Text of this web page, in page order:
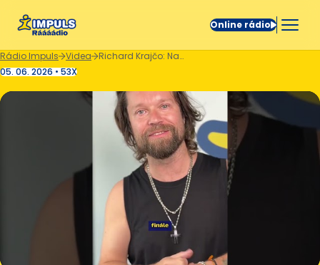
Online rádio
Rádio Impuls Videa
Richard Krajčo: Na Českém mejdanu s Impulsem by se mohla objevit i Dominique Alagia 🔥
05. 06. 2026 • 53X